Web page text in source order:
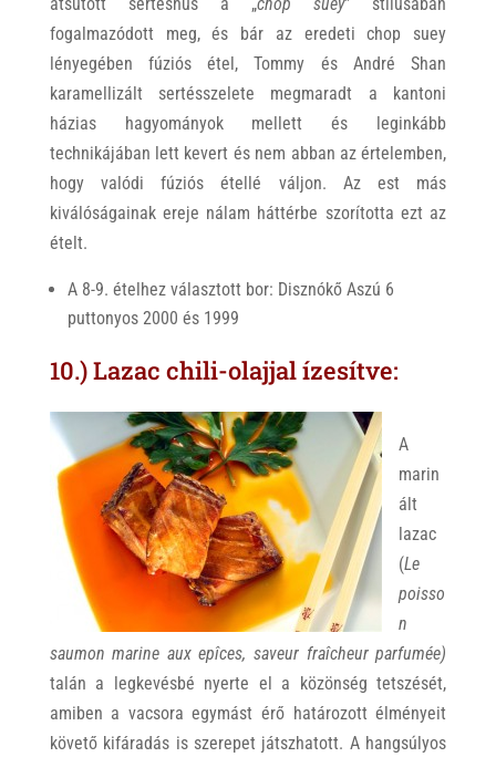
fogalmazódott meg, és bár az eredeti chop suey
lényegében fúziós étel, Tommy és André Shan
karamellizált sertésszelete megmaradt a kantoni
házias hagyományok mellett és leginkább
technikájában lett kevert és nem abban az értelemben,
hogy valódi fúziós étellé váljon. Az est más
kiválóságainak ereje nálam háttérbe szorította ezt az
ételt.
A 8-9. ételhez választott bor: Disznókő Aszú 6
puttonyos 2000 és 1999
10.) Lazac chili-olajjal ízesítve:
A
marin
ált
lazac
(Le
poisso
n
saumon marine aux epîces, saveur fraîcheur parfumée)
talán a legkevésbé nyerte el a közönség tetszését,
amiben a vacsora egymást érő határozott élményeit
követő kifáradás is szerepet játszhatott. A hangsúlyos